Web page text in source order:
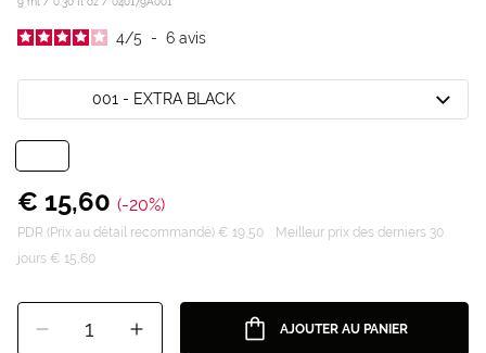
4/5 - 6 avis
001 - EXTRA BLACK
€ 15,60 (-20%)
PDR (Prix au détail recommandé) € 19,50
Meilleur prix des derniers 30
jours € 15,60
1 AJOUTER AU PANIER